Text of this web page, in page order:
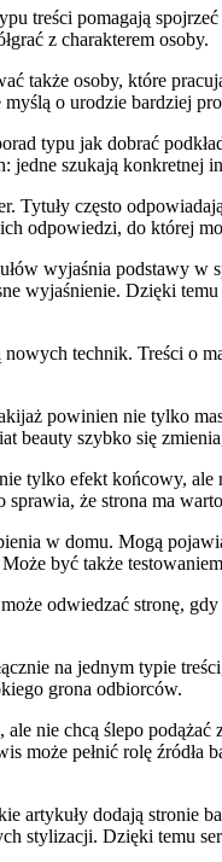
treści pomagają
z charakterem osoby.
także osoby, które
o urodzie bardziej
typu jak dobrać
jedne szukają konkretnej
Tytuły często
odpowiedzi, do której
wyjaśnia podstawy
wyjaśnienie. Dzięki
technik. Treści
powinien nie tylko
szybko się
tylko efekt końcowy,
że strona ma
w domu. Mogą
być także
odwiedzać stronę,
na jednym typie
grona odbiorców.
nie chcą ślepo
może pełnić rolę
artykuły dodają
stylizacji. Dzięki temu